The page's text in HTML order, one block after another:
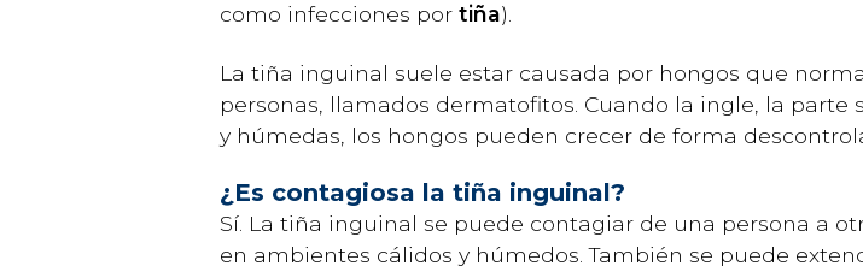
como infecciones por tiña).
La tiña inguinal suele estar causada por hongos que
personas, llamados dermatofitos. Cuando la ingle, la
y húmedas, los hongos pueden crecer de forma
¿Es contagiosa la tiña inguinal?
Sí. La tiña inguinal se puede contagiar de una persona a
en ambientes cálidos y húmedos. También se puede